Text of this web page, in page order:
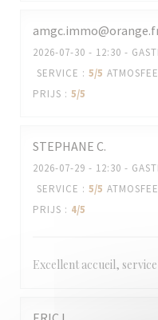
2026-07-30 - 12:30 -
SERVICE : 5/5
PRIJS : 5/5
STEPHANE C
2026-07-29 - 12:30 -
SERVICE : 5/5
PRIJS : 4/5
Excellent accueil,